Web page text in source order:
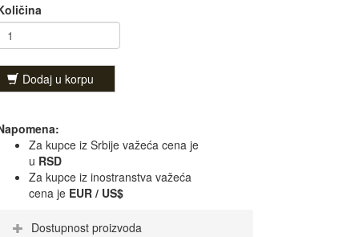
Dodaj u korpu
Za kupce iz Srbije važeća cena je
u RSD
Za kupce iz inostranstva važeća
cena je EUR / US$
Dostupnost proizvoda